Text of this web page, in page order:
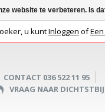
u kuntInloggen of
CONTACT 036 522 11 95
VRAAG NAAR
website te verbeteren. Is